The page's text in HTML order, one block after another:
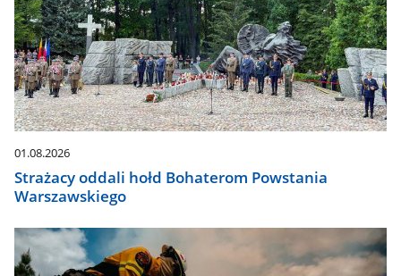
01.08.2026
Strażacy oddali hołd Bohaterom Powstania
Warszawskiego